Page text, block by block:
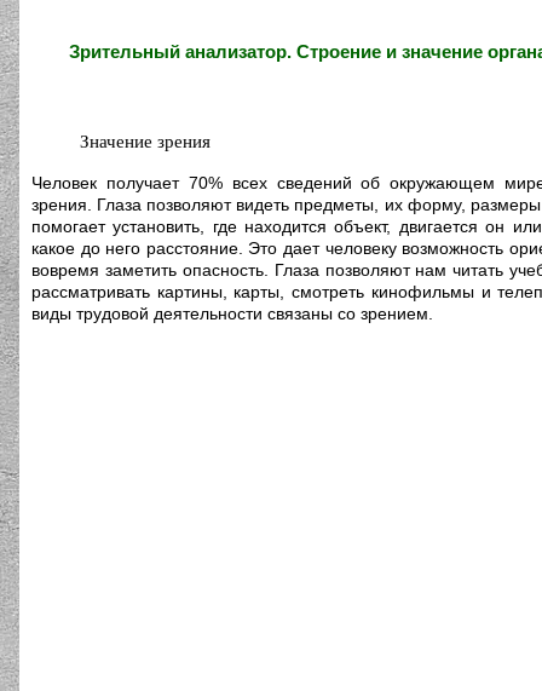
Зрительный анализатор. Строение и значение
Значение зрения
Человек получает 70% всех сведений об окружающем
зрения. Глаза позволяют видеть предметы, их форму,
помогает установить, где находится объект, двигается он
какое до него расстояние. Это дает человеку возможность
вовремя заметить опасность. Глаза позволяют нам читать
рассматривать картины, карты, смотреть кинофильмы и
виды трудовой деятельности связаны со зрением.